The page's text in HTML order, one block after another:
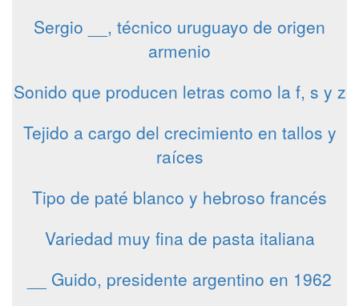
Sergio __, técnico uruguayo de origen
armenio
Sonido que producen letras como la f, s y z
Tejido a cargo del crecimiento en tallos y
raíces
Tipo de paté blanco y hebroso francés
Variedad muy fina de pasta italiana
__ Guido, presidente argentino en 1962